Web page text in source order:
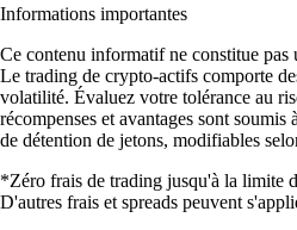
Informations importantes
Ce contenu informatif ne constitue pas
Le trading de crypto-actifs comporte
volatilité. Évaluez votre tolérance au
récompenses et avantages sont
de détention de jetons, modifiables
*Zéro frais de trading jusqu'à la limite
D'autres frais et spreads peuvent